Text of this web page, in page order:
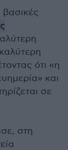
ότι «η
και
σε
στη